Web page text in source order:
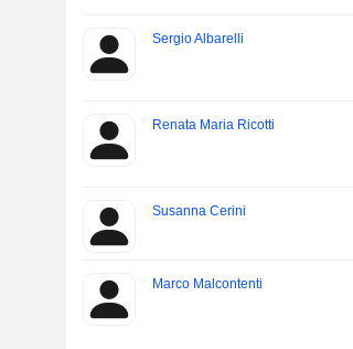
Sergio Albarelli
Renata Maria Ricotti
Susanna Cerini
Marco Malcontenti